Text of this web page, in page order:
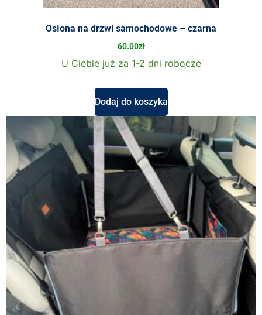
Osłona na drzwi samochodowe – czarna
60.00zł
U Ciebie już za 1-2 dni robocze
Dodaj do koszyka